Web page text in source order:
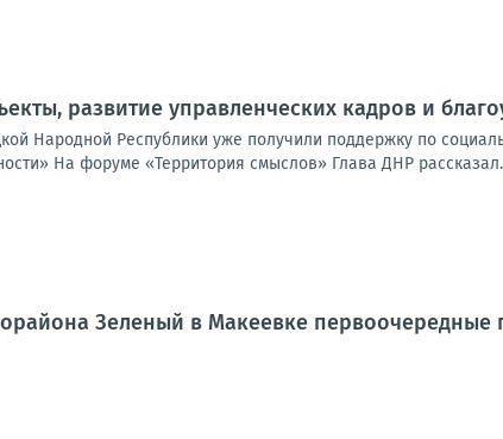
развитие управленческих кадров и
Народной Республики уже получили поддержку по
На форуме «Территория смыслов» Глава ДНР
Зеленый в Макеевке первоочередные